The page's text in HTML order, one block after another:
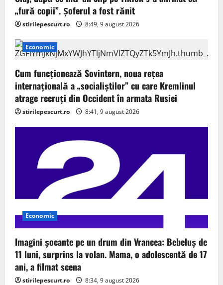
„fură copii”. Șoferul a fost rănit
stirilepescurt.ro 8:49, 9 august 2026
Economic
Cum funcționează Sovintern, noua rețea
internațională a „socialiștilor” cu care Kremlinul
atrage recruți din Occident în armata Rusiei
stirilepescurt.ro 8:41, 9 august 2026
Economic
Imagini șocante pe un drum din Vrancea: Bebeluș de
11 luni, surprins la volan. Mama, o adolescentă de 17
ani, a filmat scena
stirilepescurt.ro 8:34, 9 august 2026